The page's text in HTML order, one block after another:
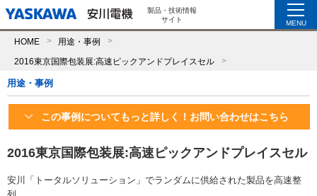
製品・技術情報
サイト
MENU
HOME 用途・事例
2016東京国際包装展:高速ピックアンドプレイスセル
用途・事例
この事例についてもっと詳しく！お問い合わせはこちら
2016東京国際包装展:高速ピックアンドプレイスセル
安川「トータルソリューション」でランダムに供給された製品を高速整